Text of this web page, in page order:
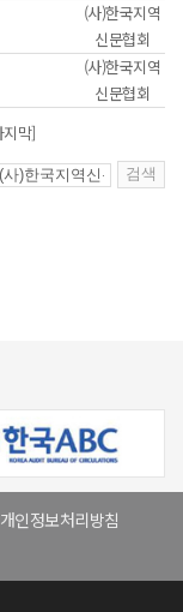
(사)한국지역
신문협회
(사)한국지역
신문협회
막]
개인정보처리방침